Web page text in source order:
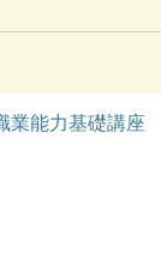
業能力基礎講座